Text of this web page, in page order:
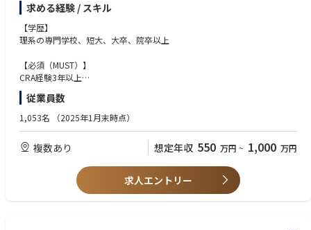
- 治験を実施する医療機関と担当医の選定
- 各施設における治験手続き業務（初回・変更・終了）全般
- エントリー進捗および症例スクリーニング状況の確認等の症例管理
補助（クエリ対応等）
- モニタリングプランに基づいたサイトマネジメントコール
- システム関連のセットアップ
- 治験スケジュールや契約内容の確認、医療機関のスタッフへの説明会の
実施
- 治験の進捗管理： 症例数の進捗管理、症例報告書の回収・点検、症例報
告書と資料との照合
- モニタリング報告書の作成
- 治験終了手続き、確認作業
求める経験 / スキル
【学歴】
理系の専門学校、短大、大卒、院卒以上
【必須（MUST）】
CRA経験3年以上
製薬メーカーやCROにおける企業治験の施設選定から終了手続きまでの一
貫したモニタリング経験
Lead CRA経験 もしくは 後輩育成の経験がある方
コミニュケーションスキル、ネゴシエーションスキル、コーディネーショ
ンスキル
理系の専門学校、短大、大卒、院卒以上
【歓迎（WANT）】
従業員数
1,053名 （2025年1月末時点）
複数あり 想定年収 550 万円 ~ 1,000 万円
求人エントリー